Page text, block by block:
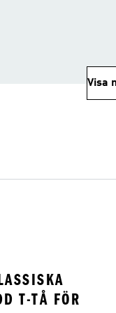
Visa
T-TÅ FÖR